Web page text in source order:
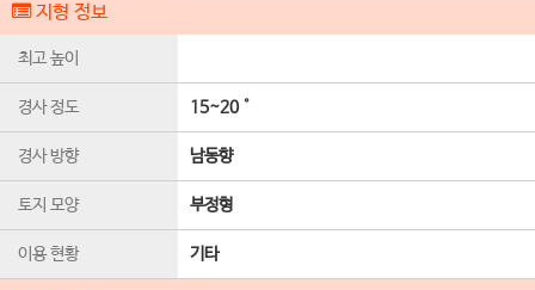
지형 정보
최고 높이
경사 정도 15~20˚
경사 방향 남동향
토지 모양 부정형
이용 현황 기타